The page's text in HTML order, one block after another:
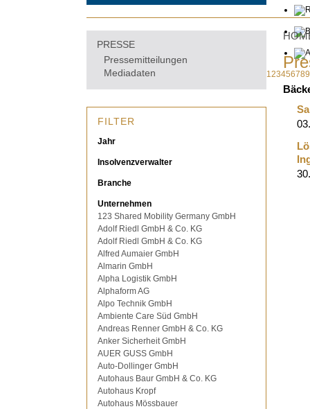
123456789
PRESSE
Pressemitteilungen
Mediadaten
FILTER
Jahr
Insolvenzverwalter
Branche
Unternehmen
123 Shared Mobility Germany GmbH
Adolf Riedl GmbH & Co. KG
Adolf Riedl GmbH & Co. KG
Alfred Aumaier GmbH
Almarin GmbH
Alpha Logistik GmbH
Alphaform AG
Alpo Technik GmbH
Ambiente Care Süd GmbH
Andreas Renner GmbH & Co. KG
Anker Sicherheit GmbH
AUER GUSS GmbH
Auto-Dollinger GmbH
Autohaus Baur GmbH & Co. KG
Autohaus Kropf
Autohaus Mössbauer